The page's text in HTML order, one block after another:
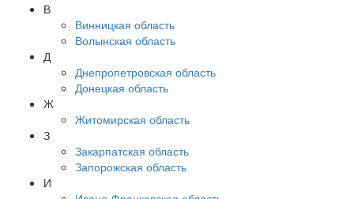
В
Винницкая область
Волынская область
Д
Днепропетровская область
Донецкая область
Ж
Житомирская область
З
Закарпатская область
Запорожская область
И